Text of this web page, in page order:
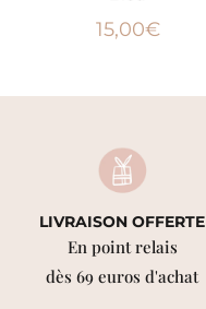
15,00€
LIVRAISON OFFERTE
En point relais
dès 69 euros d'achat